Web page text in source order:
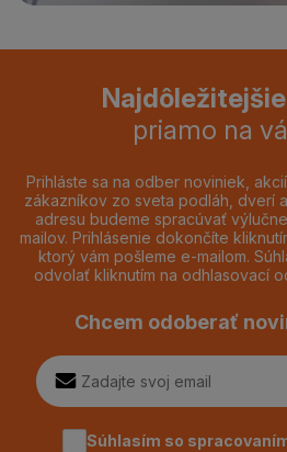
priamo na
Prihláste sa na odber noviniek,
zákazníkov zo sveta podláh, dverí
adresu budeme spracúvať
mailov. Prihlásenie dokončíte
ktorý vám pošleme e-mailom.
odvolať kliknutím na odhlasovací
Chcem odoberať
Súhlasím so